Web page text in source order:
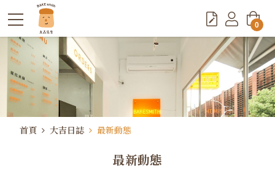
首頁 大吉日誌 最新動態
最新動態
0